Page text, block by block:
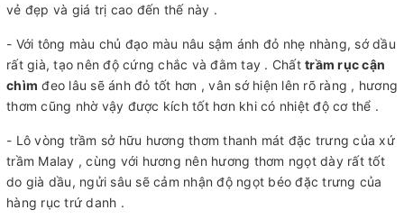
vẻ đẹp và giá trị cao đến thế này .
- Với tông màu chủ đạo màu nâu sậm ánh đỏ nhẹ nhàng, sớ dầu
rất già, tạo nên độ cứng chắc và đằm tay . Chất trầm rục cận
chìm đeo lâu sẽ ánh đỏ tốt hơn , vân sớ hiện lên rõ ràng , hương
thơm cũng nhờ vậy được kích tốt hơn khi có nhiệt độ cơ thể .
- Lô vòng trầm sở hữu hương thơm thanh mát đặc trưng của xứ
trầm Malay , cùng với hương nên hương thơm ngọt dày rất tốt
do già dầu, ngửi sâu sẽ cảm nhận độ ngọt béo đặc trưng của
hàng rục trứ danh .